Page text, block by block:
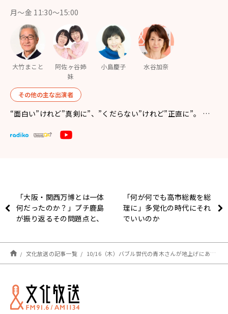
月〜金 11:30～15:00
大竹まこと
阿佐ヶ谷姉
妹
小島慶子 水谷加奈
その他の主な出演者
“面白い”けれど”真剣に”、”くだらない”けれど”正直に”。 …
「大阪・関西万博とは一体
何だったのか？」プチ鹿島
が振り返るその問題点と、
気味さ
「何が何でも高市総裁を総
理に」多党化の時代にそれ
でいいのか
文化放送の記事一覧 10/16（木）バブル世代の青木さんが地上げにあった時の話